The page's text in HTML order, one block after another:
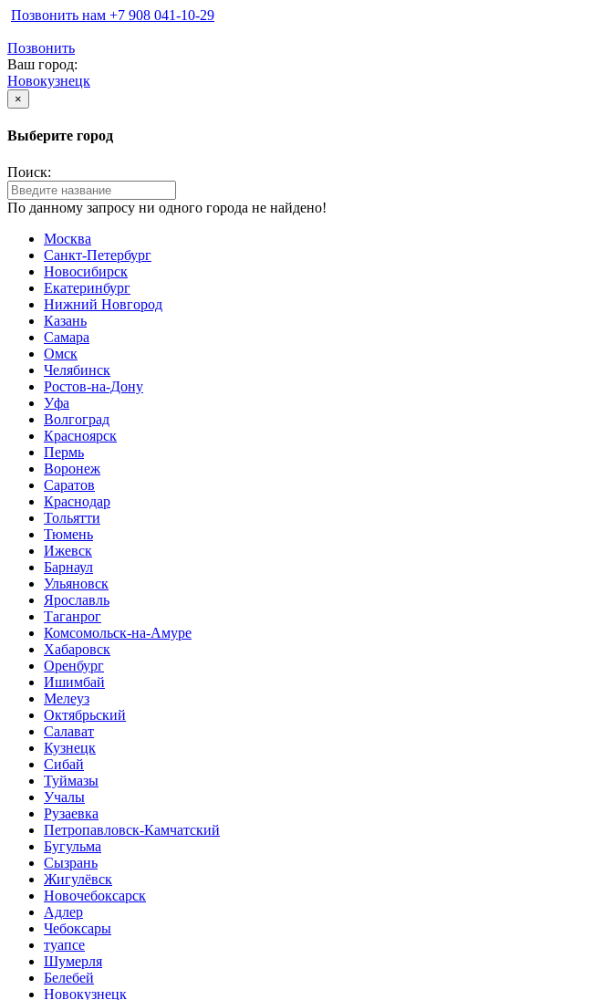
Позвонить нам ‪+7 908 041-10-29
Позвонить
Ваш город:
Новокузнецк
×
Выберите город
Поиск:
По данному запросу ни одного города не найдено!
Москва
Санкт-Петербург
Новосибирск
Екатеринбург
Нижний Новгород
Казань
Самара
Омск
Челябинск
Ростов-на-Дону
Уфа
Волгоград
Красноярск
Пермь
Воронеж
Саратов
Краснодар
Тольятти
Тюмень
Ижевск
Барнаул
Ульяновск
Ярославль
Таганрог
Комсомольск-на-Амуре
Хабаровск
Оренбург
Ишимбай
Мелеуз
Октябрьский
Салават
Кузнецк
Сибай
Туймазы
Учалы
Рузаевка
Петропавловск-Камчатский
Бугульма
Сызрань
Жигулёвск
Новочебоксарск
Адлер
Чебоксары
туапсе
Шумерля
Белебей
Новокузнецк